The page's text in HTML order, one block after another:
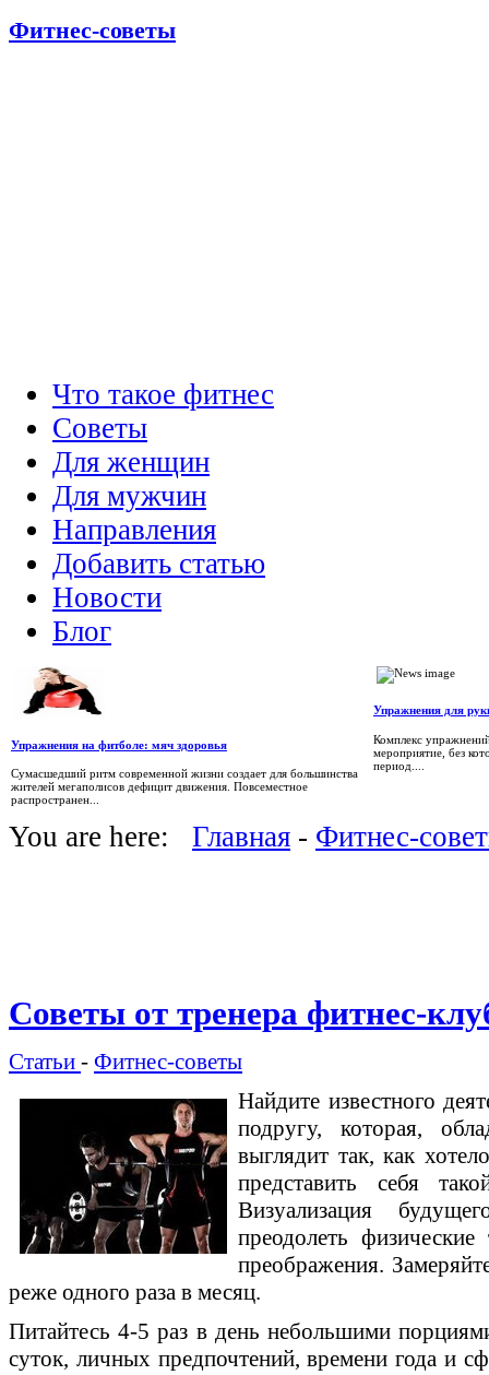
Фитнес-советы
Что такое фитнес
Советы
Для женщин
Для мужчин
Направления
Добавить статью
Новости
Блог
Упражнения на фитболе: мяч здоровья
Сумасшедший ритм современной жизни создает для большинства
жителей мегаполисов дефицит движения. Повсеместное
распространен...
Упражнения для
Комплекс
мероприятие, без
период....
You are here: Главная - Фитнес-
Советы от тренера фитнес-
Статьи - Фитнес-советы
Найдите известного
подругу, которая,
выглядит так, как
представить себя
Визуализация
преодолеть
преображения.
реже одного раза в месяц.
Питайтесь 4-5 раз в день небольшими
суток, личных предпочтений, времени года и